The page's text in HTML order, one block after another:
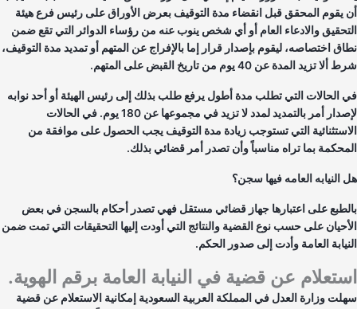
يقوم المحقق قبل انقضاء مدة التوقيف بعرض الأوراق على رئيس فرع هيئة
والادعاء العام أو أي شخص ينوب عنه من رؤساء الدوائر التي تقع ضمن
اختصاصه، ليقوم بإصدار قرار إما بالإفراج عن المتهم أو تمديد مدة التوقيف،
تزيد المدة عن 40 يوم من تاريخ القبض على المتهم.
الحالات التي تطلب مدة أطول يرفع طلب بذلك إلى رئيس الهيئة أو أحد نوابه
لإصدار أمر بالتمديد لمدد لا تزيد في مجموعها عن 180 يوم. في الحالات
التي تستوجب زيادة مدة التوقيف يجب الحصول على موافقة من
بما تراه مناسباً وأن تصدر أمر قضائي بذلك.
النيابه العامه فيها سجن؟
على اعتبارها جهاز قضائي مستقل فهي تصدر أحكام بالسجن في بعض
على حسب نوع القضية والنتائج التي أودت إليها التحقيقات التي تمت ضمن
العامة وأدت إلى صدور الحكم.
عن قضية في النيابة العامة برقم الهوية.
وزارة العدل في المملكة العربية السعودية إمكانية الاستعلام عن قضية